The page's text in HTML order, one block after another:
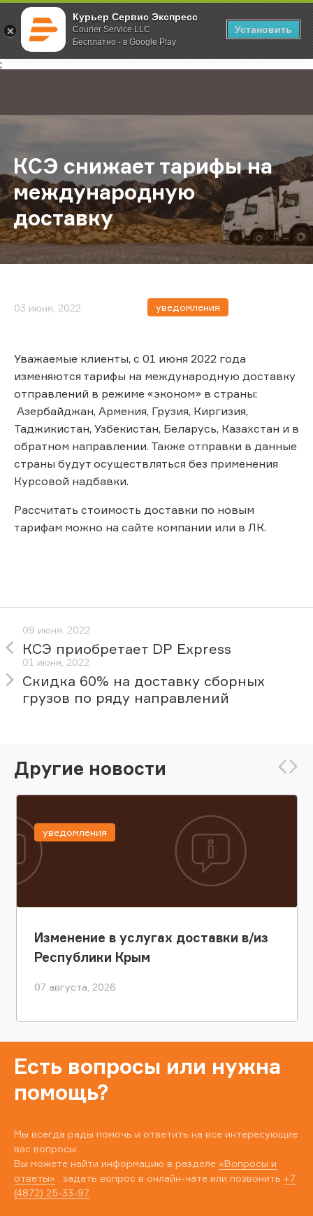
Курьер Сервис Экспресс
Courier Service LLC
Бесплатно - в Google Play
Установить
;
Главная О компании Новости КСЭ снижает тарифы на
КСЭ снижает тарифы на
международную
доставку
03 июня, 2022 уведомления
Уважаемые клиенты, с 01 июня 2022 года
изменяются тарифы на международную доставку
отправлений в режиме «эконом» в страны:
Азербайджан, Армения, Грузия, Киргизия,
Таджикистан, Узбекистан, Беларусь, Казахстан и в
обратном направлении. Также отправки в данные
страны будут осуществляться без применения
Курсовой надбавки.
Рассчитать стоимость доставки по новым
тарифам можно на сайте компании или в ЛК.
09 июня, 2022
КСЭ приобретает DP Express
01 июня, 2022
Скидка 60% на доставку сборных
грузов по ряду направлений
Другие новости
Изменение в услугах доставки в/из
Республики Крым
07 августа, 2026
уведомления
Есть вопросы или нужна
помощь?
Мы всегда рады помочь и ответить на все интересующие
вас вопросы.
Вы можете найти информацию в разделе «Вопросы и
ответы» , задать вопрос в онлайн-чате или позвонить +7
(4872) 25-33-97